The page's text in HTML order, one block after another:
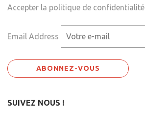
Accepter la politique de confidentialité
Email Address
SUIVEZ NOUS !